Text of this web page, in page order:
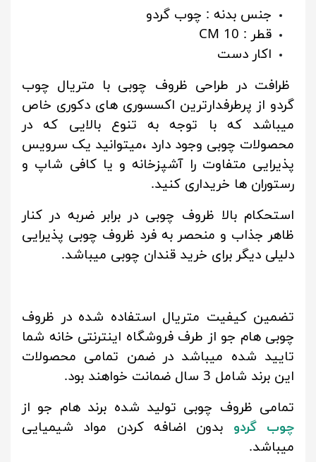
جنس بدنه : چوب گردو
قطر : 10 CM
اکار دست
ظرافت در طراحی ظروف چوبی با متریال چوب
گردو از پرطرفدارترین اکسسوری های دکوری خاص
میباشد که با توجه به تنوع بالایی که در
محصولات چوبی وجود دارد ،میتوانید یک سرویس
پذیرایی متفاوت را آشپزخانه و یا کافی شاپ و
رستوران ها خریداری کنید.
استحکام بالا ظروف چوبی در برابر ضربه در کنار
ظاهر جذاب و منحصر به فرد ظروف چوبی پذیرایی
دلیلی دیگر برای خرید قندان چوبی میباشد.
تضمین کیفیت متریال استفاده شده در ظروف
چوبی هام جو از طرف فروشگاه اینترنتی خانه شما
تایید شده میباشد در ضمن تمامی محصولات
این برند شامل 3 سال ضمانت خواهند بود.
تمامی ظروف چوبی تولید شده برند هام جو از
چوب گردو بدون اضافه کردن مواد شیمیایی
میباشد.